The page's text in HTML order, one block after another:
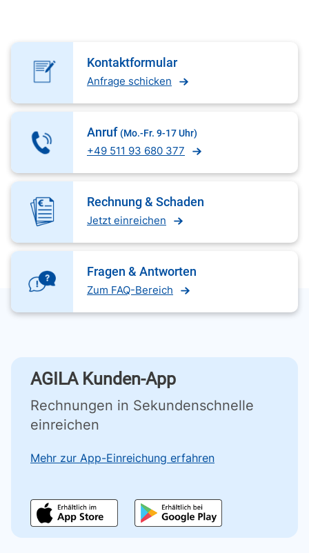
Kontaktformular
Anfrage schicken
Anruf (Mo.-Fr. 9-17 Uhr)
+49 511 93 680 377
Rechnung & Schaden
Jetzt einreichen
Fragen & Antworten
Zum FAQ-Bereich
AGILA Kunden-App
Rechnungen in Sekundenschnelle
einreichen
Mehr zur App-Einreichung erfahren